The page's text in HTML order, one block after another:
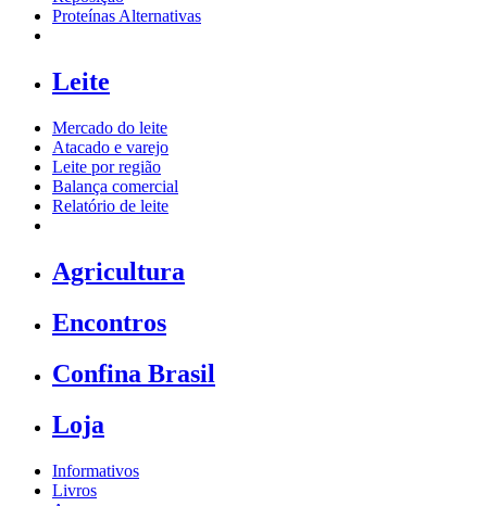
Proteínas Alternativas
Leite
Mercado do leite
Atacado e varejo
Leite por região
Balança comercial
Relatório de leite
Agricultura
Encontros
Confina Brasil
Loja
Informativos
Livros